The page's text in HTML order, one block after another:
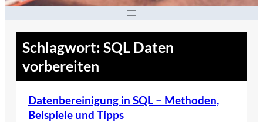
Schlagwort: SQL Daten
vorbereiten
Datenbereinigung in SQL – Methoden,
Beispiele und Tipps